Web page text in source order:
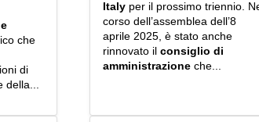
che
di
Italy per il prossimo triennio.
corso dell’assemblea dell’8
aprile 2025, è stato anche
rinnovato il consiglio di
amministrazioneche...